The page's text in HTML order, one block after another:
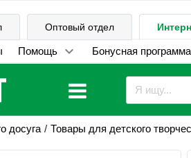
Оптовый отдел
Помощь Бонусная программа
досуга Товары для детского